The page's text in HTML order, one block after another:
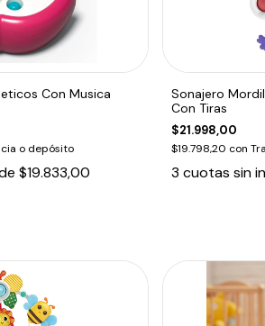
Con Musica
o depósito
$19.833,00
Sonajero
Con Tiras
$21.998,00
$19.798,20 con
3 cuotas sin